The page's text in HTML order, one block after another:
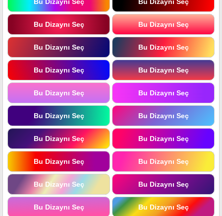
Bu Dizaynı Seç Bu Dizaynı Seç
Bu Dizaynı Seç Bu Dizaynı Seç
Bu Dizaynı Seç Bu Dizaynı Seç
Bu Dizaynı Seç Bu Dizaynı Seç
Bu Dizaynı Seç Bu Dizaynı Seç
Bu Dizaynı Seç Bu Dizaynı Seç
Bu Dizaynı Seç Bu Dizaynı Seç
Bu Dizaynı Seç Bu Dizaynı Seç
Bu Dizaynı Seç Bu Dizaynı Seç